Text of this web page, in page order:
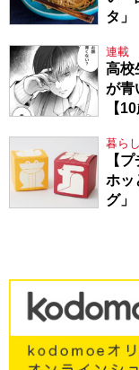
タ」
連載
高校
が青
【
暮らし
【
ホッ
グ」